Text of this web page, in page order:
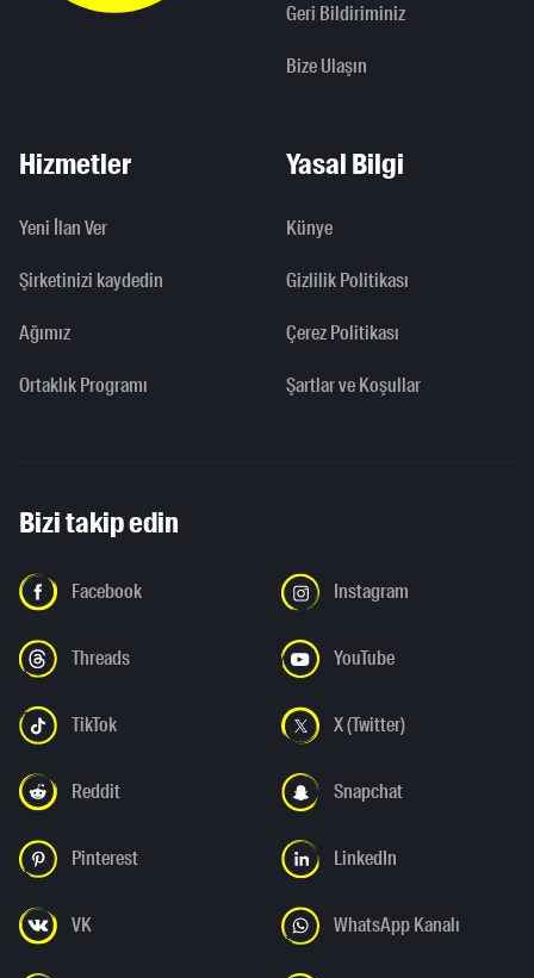
Geri Bildiriminiz
Bize Ulaşın
Hizmetler
Yeni İlan Ver
Şirketinizi kaydedin
Ağımız
Ortaklık Programı
Yasal Bilgi
Künye
Gizlilik Politikası
Çerez Politikası
Şartlar ve Koşullar
Bizi takip edin
Facebook Instagram
Threads YouTube
TikTok X (Twitter)
Reddit Snapchat
Pinterest LinkedIn
VK WhatsApp Kanalı